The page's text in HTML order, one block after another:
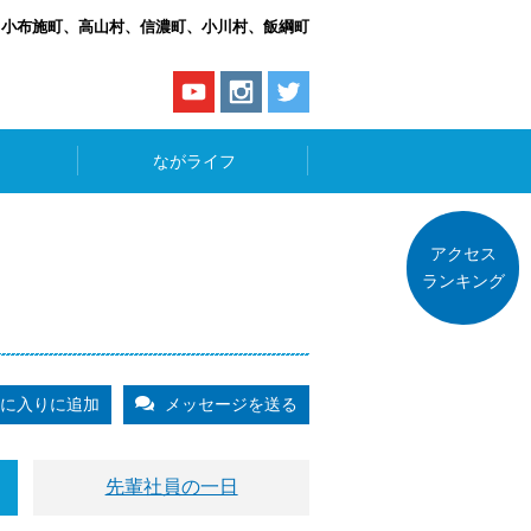
布施町、高山村、信濃町、小川村、飯綱町
ながライフ
入りに追加 メッセージを送る
先輩社員の一日
アクセス
ランキング